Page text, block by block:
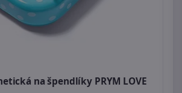
na špendlíky PRYM LOVE